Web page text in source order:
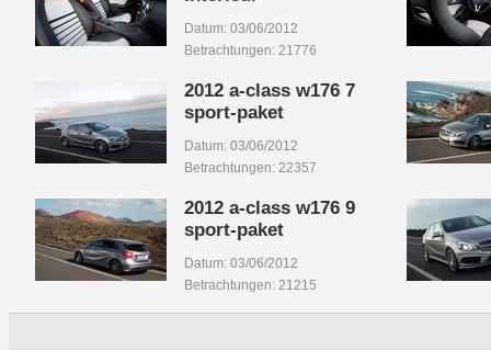
Datum: 03/06/2012
Betrachtungen: 21776
2012 a-class w176 7
sport-paket
Datum: 03/06/2012
Betrachtungen: 22357
2012 a-class w176 9
sport-paket
Datum: 03/06/2012
Betrachtungen: 21215